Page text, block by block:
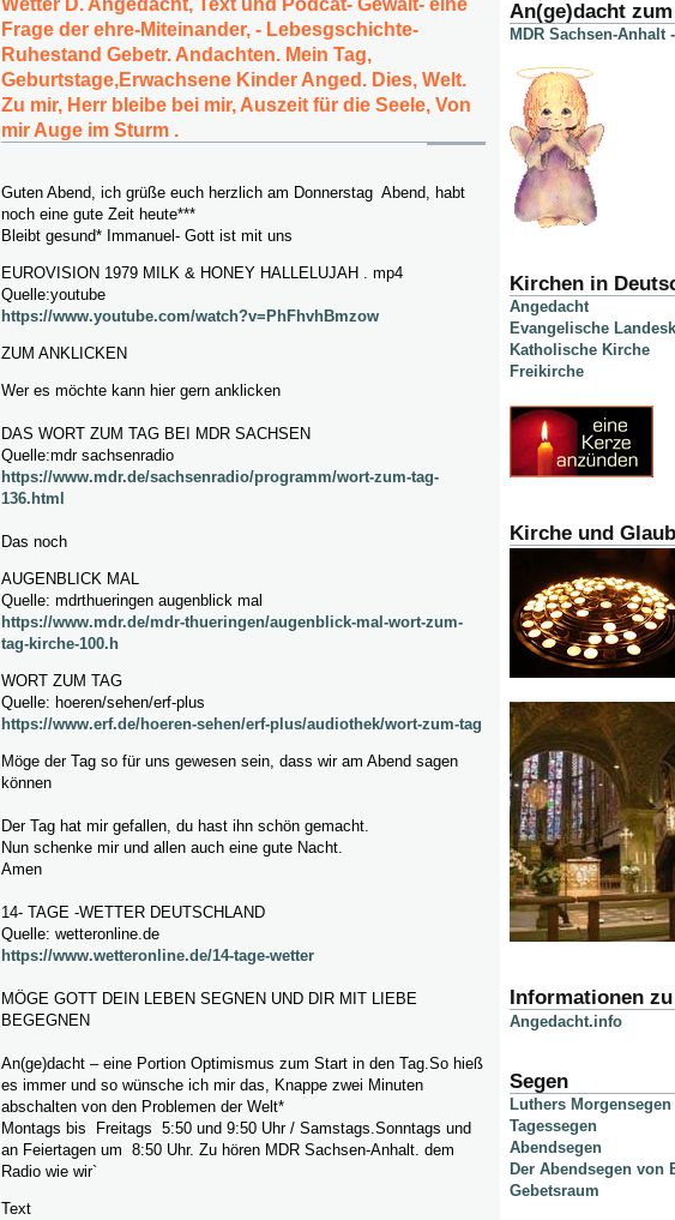
Wetter D. Angedacht, Text und Podcat- Gewalt- eine
Frage der ehre-Miteinander, - Lebesgschichte-
Ruhestand Gebetr. Andachten. Mein Tag,
Geburtstage,Erwachsene Kinder Anged. Dies, Welt.
Zu mir, Herr bleibe bei mir, Auszeit für die Seele, Von
mir Auge im Sturm .
Guten Abend, ich grüße euch herzlich am Donnerstag Abend, habt
noch eine gute Zeit heute***
Bleibt gesund* Immanuel- Gott ist mit uns
EUROVISION 1979 MILK & HONEY HALLELUJAH . mp4
Quelle:youtube
https://www.youtube.com/watch?v=PhFhvhBmzow
ZUM ANKLICKEN
Wer es möchte kann hier gern anklicken
DAS WORT ZUM TAG BEI MDR SACHSEN
Quelle:mdr sachsenradio
https://www.mdr.de/sachsenradio/programm/wort-zum-tag-
136.html
Das noch
AUGENBLICK MAL
Quelle: mdrthueringen augenblick mal
https://www.mdr.de/mdr-thueringen/augenblick-mal-wort-zum-
tag-kirche-100.h
WORT ZUM TAG
Quelle: hoeren/sehen/erf-plus
https://www.erf.de/hoeren-sehen/erf-plus/audiothek/wort-zum-tag
Möge der Tag so für uns gewesen sein, dass wir am Abend sagen
können
Der Tag hat mir gefallen, du hast ihn schön gemacht.
Nun schenke mir und allen auch eine gute Nacht.
Amen
14- TAGE -WETTER DEUTSCHLAND
Quelle: wetteronline.de
https://www.wetteronline.de/14-tage-wetter
MÖGE GOTT DEIN LEBEN SEGNEN UND DIR MIT LIEBE
BEGEGNEN
An(ge)dacht – eine Portion Optimismus zum Start in den Tag.So hieß
es immer und so wünsche ich mir das, Knappe zwei Minuten
abschalten von den Problemen der Welt*
Montags bis Freitags 5:50 und 9:50 Uhr / Samstags.Sonntags und
an Feiertagen um 8:50 Uhr. Zu hören MDR Sachsen-Anhalt. dem
Radio wie wir`
Text
An(ge)dacht
MDR Sachsen-Anhalt
Kirchen in
Angedacht
Evangelische
Katholische Kirche
Freikirche
Kirche und
Informationen
Angedacht.info
Segen
Luthers Morgensegen
Tagessegen
Abendsegen
Der Abendsegen von
Gebetsraum